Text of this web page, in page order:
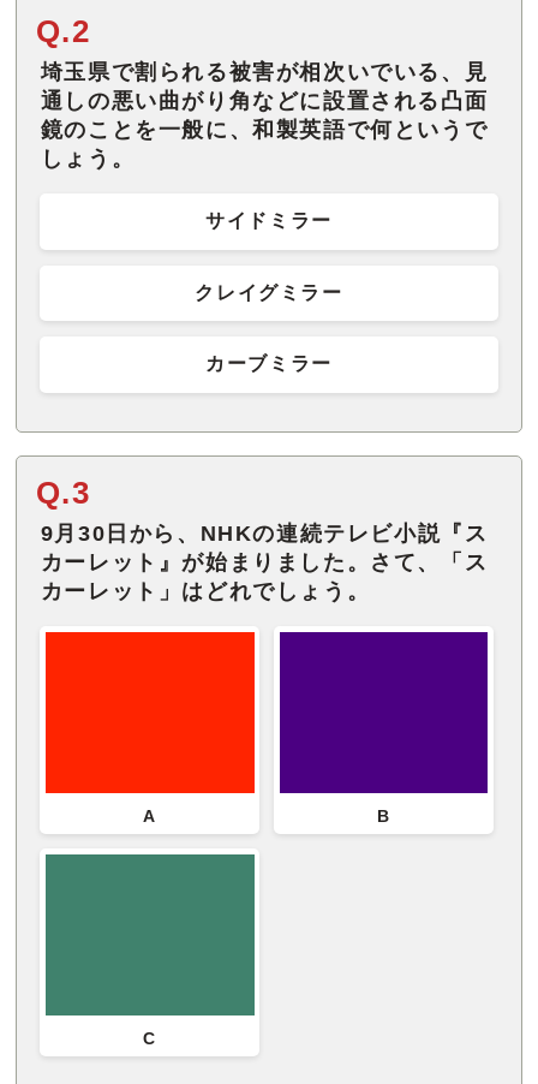
Q.2
埼玉県で割られる被害が相次いでいる、見
通しの悪い曲がり角などに設置される凸面
鏡のことを一般に、和製英語で何というで
しょう。
サイドミラー
クレイグミラー
カーブミラー
Q.3
9月30日から、NHKの連続テレビ小説『ス
カーレット』が始まりました。さて、「ス
カーレット」はどれでしょう。
A B
C